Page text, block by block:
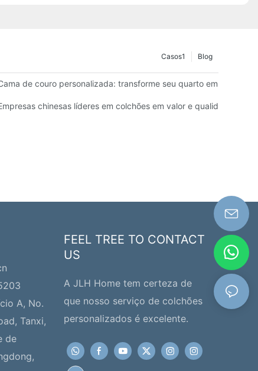
Blog
Casos1
hotéisde couro personalizada: transforme seu quarto em um
seu negóciochinesas líderes em colchões em valor e qualidade
A, No.
Tanxi,
de
FEEL TREE TO CONTACT
US
A JLH Home tem certeza de
que nosso serviço de colchões
personalizados é excelente.